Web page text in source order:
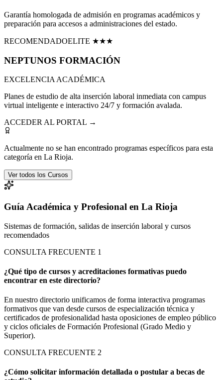
Garantía homologada de admisión en programas académicos y
preparación para accesos a administraciones del estado.
RECOMENDADOELITE ★★★
NEPTUNOS FORMACIÓN
EXCELENCIA ACADÉMICA
Planes de estudio de alta inserción laboral inmediata con campus
virtual inteligente e interactivo 24/7 y formación avalada.
ACCEDER AL PORTAL →
Actualmente no se han encontrado programas específicos para esta
categoría en La Rioja.
Ver todos los Cursos
Guía Académica y Profesional en La Rioja
Sistemas de formación, salidas de inserción laboral y cursos
recomendados
CONSULTA FRECUENTE 1
¿Qué tipo de cursos y acreditaciones formativas puedo
encontrar en este directorio?
En nuestro directorio unificamos de forma interactiva programas
formativos que van desde cursos de especialización técnica y
certificados de profesionalidad hasta oposiciones de empleo público
y ciclos oficiales de Formación Profesional (Grado Medio y
Superior).
CONSULTA FRECUENTE 2
¿Cómo solicitar información detallada o postular a becas de